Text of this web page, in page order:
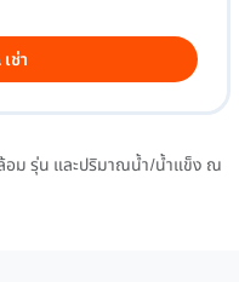
ช่า
อม รุ่น และปริมาณน้ำ/น้ำแข็ง ณ